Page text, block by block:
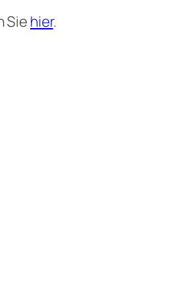
Siehier.